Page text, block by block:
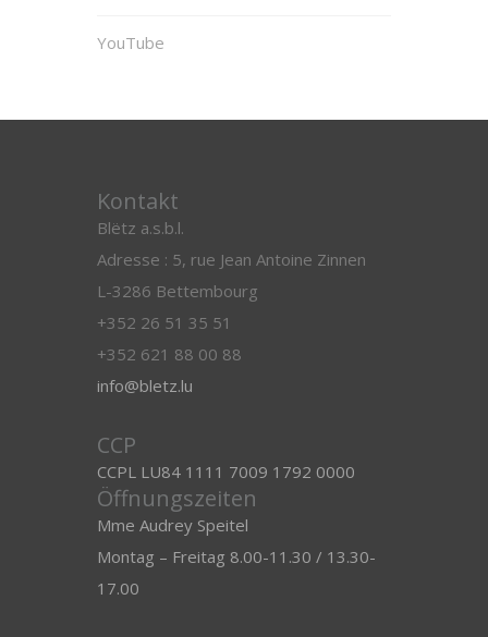
YouTube
Kontakt
Blëtz a.s.b.l.
Adresse : 5, rue Jean Antoine Zinnen
L-3286 Bettembourg
+352 26 51 35 51
+352 621 88 00 88
info@bletz.lu
CCP
CCPL LU84 1111 7009 1792 0000
Öffnungszeiten
Mme Audrey Speitel
Montag – Freitag 8.00-11.30 / 13.30-
17.00